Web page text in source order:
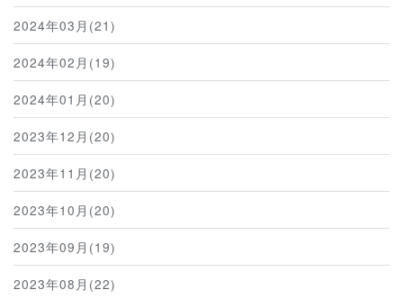
2024年03月(21)
2024年02月(19)
2024年01月(20)
2023年12月(20)
2023年11月(20)
2023年10月(20)
2023年09月(19)
2023年08月(22)